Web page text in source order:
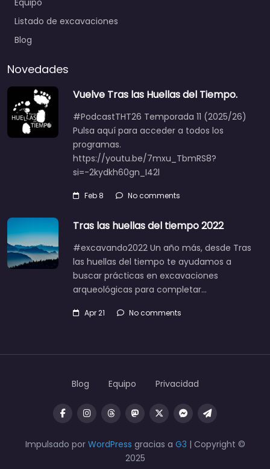
Listado de excavaciones
Blog
Novedades
Vuelve Tras las Huellas del Tiempo.
#PodcastTHT26 Temporada 11 (2025/26)
Pulsa aquí para acceder a todos los
programas.
https://youtu.be/7mxu_TbmRS8?
si=-2kydkh60gn_I42l
Feb 8 No comments
Tras las huellas del tiempo 2022
#excavando2022 Un año más, desde Tras
las huellas del tiempo te ayudamos a
buscar prácticas en excavaciones
arqueológicas para completar…
Apr 21 No comments
Blog Equipo Privacidad
Impulsado por WordPress gracias a G3 | Copyright ©
2025